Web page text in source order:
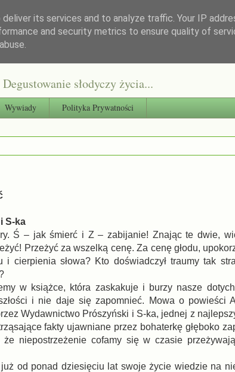
słodyczy życia...
Wywiady Polityka Prywatności
S-ka
Ś – jak śmierć i Z – zabijanie! Znając te dwie,
Przeżyć za wszelką cenę. Za cenę głodu,
i cierpienia słowa? Kto doświadczył traumy tak
w książce, która zaskakuje i burzy nasze
i nie daje się zapomnieć. Mowa o powieści
Wydawnictwo Prószyński i S-ka, jednej z
fakty ujawniane przez bohaterkę głęboko
niepostrzeżenie cofamy się w czasie
od ponad dziesięciu lat swoje życie wiedzie na
its services and to analyze traffic. Your IP
and security metrics to ensure quality of